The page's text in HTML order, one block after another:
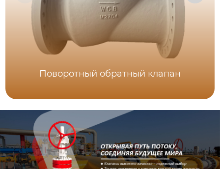
Поворотный обратный клапан